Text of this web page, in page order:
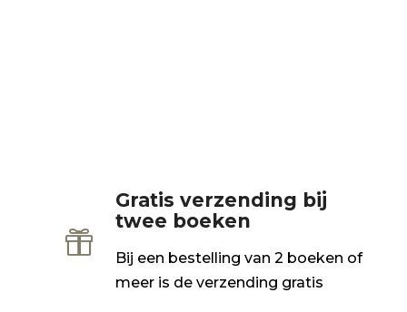

Gratis verzending bij
twee boeken
Bij een bestelling van 2 boeken of
meer is de verzending gratis